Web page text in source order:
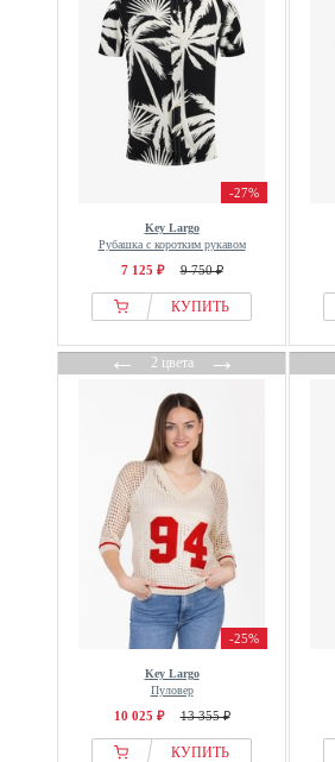
-27%
Key Largo
Рубашка с коротким рукавом
7 125 ₽ 9 750 ₽
КУПИТЬ
←2 цвета→
-25%
Key Largo
Пуловер
10 025 ₽ 13 355 ₽
КУПИТЬ